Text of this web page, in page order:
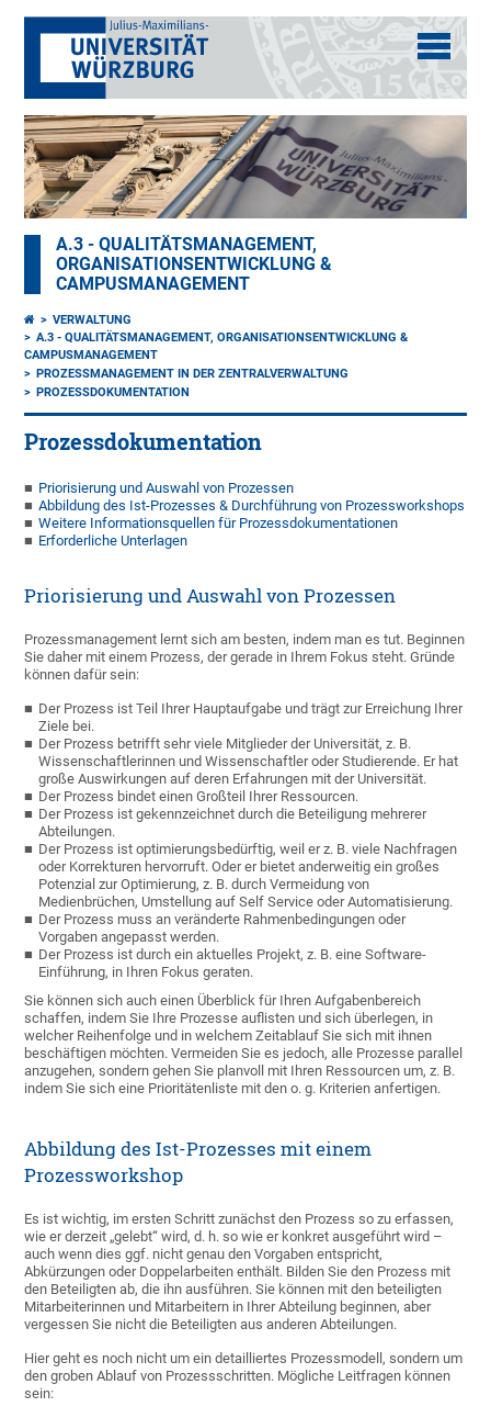
A.3 - QUALITÄTSMANAGEMENT,
ORGANISATIONSENTWICKLUNG &
CAMPUSMANAGEMENT
VERWALTUNG
A.3 - QUALITÄTSMANAGEMENT, ORGANISATIONSENTWICKLUNG &
CAMPUSMANAGEMENT
PROZESSMANAGEMENT IN DER ZENTRALVERWALTUNG
PROZESSDOKUMENTATION
Prozessdokumentation
Priorisierung und Auswahl von Prozessen
Abbildung des Ist-Prozesses & Durchführung von Prozessworkshops
Weitere Informationsquellen für Prozessdokumentationen
Erforderliche Unterlagen
Priorisierung und Auswahl von Prozessen
Prozessmanagement lernt sich am besten, indem man es tut. Beginnen
Sie daher mit einem Prozess, der gerade in Ihrem Fokus steht. Gründe
können dafür sein:
Der Prozess ist Teil Ihrer Hauptaufgabe und trägt zur Erreichung Ihrer
Ziele bei.
Der Prozess betrifft sehr viele Mitglieder der Universität, z. B.
Wissenschaftlerinnen und Wissenschaftler oder Studierende. Er hat
große Auswirkungen auf deren Erfahrungen mit der Universität.
Der Prozess bindet einen Großteil Ihrer Ressourcen.
Der Prozess ist gekennzeichnet durch die Beteiligung mehrerer
Abteilungen.
Der Prozess ist optimierungsbedürftig, weil er z. B. viele Nachfragen
oder Korrekturen hervorruft. Oder er bietet anderweitig ein großes
Potenzial zur Optimierung, z. B. durch Vermeidung von
Medienbrüchen, Umstellung auf Self Service oder Automatisierung.
Der Prozess muss an veränderte Rahmenbedingungen oder
Vorgaben angepasst werden.
Der Prozess ist durch ein aktuelles Projekt, z. B. eine Software-
Einführung, in Ihren Fokus geraten.
Sie können sich auch einen Überblick für Ihren Aufgabenbereich
schaffen, indem Sie Ihre Prozesse auflisten und sich überlegen, in
welcher Reihenfolge und in welchem Zeitablauf Sie sich mit ihnen
beschäftigen möchten. Vermeiden Sie es jedoch, alle Prozesse parallel
anzugehen, sondern gehen Sie planvoll mit Ihren Ressourcen um, z. B.
indem Sie sich eine Prioritätenliste mit den o. g. Kriterien anfertigen.
Abbildung des Ist-Prozesses mit einem
Prozessworkshop
Es ist wichtig, im ersten Schritt zunächst den Prozess so zu erfassen,
wie er derzeit „gelebt“ wird, d. h. so wie er konkret ausgeführt wird –
auch wenn dies ggf. nicht genau den Vorgaben entspricht,
Abkürzungen oder Doppelarbeiten enthält. Bilden Sie den Prozess mit
den Beteiligten ab, die ihn ausführen. Sie können mit den beteiligten
Mitarbeiterinnen und Mitarbeitern in Ihrer Abteilung beginnen, aber
vergessen Sie nicht die Beteiligten aus anderen Abteilungen.
Hier geht es noch nicht um ein detailliertes Prozessmodell, sondern um
den groben Ablauf von Prozessschritten. Mögliche Leitfragen können
sein: